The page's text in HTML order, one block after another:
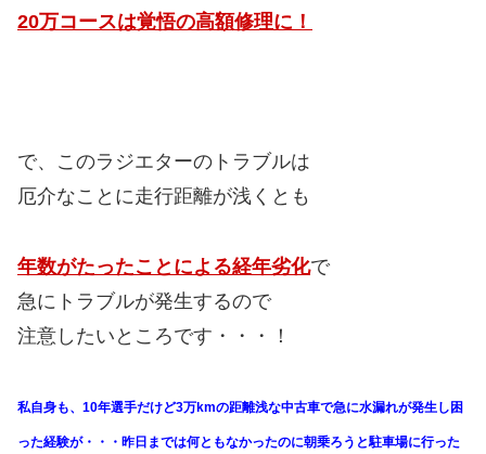
20万コースは覚悟の高額修理に！
で、このラジエターのトラブルは
厄介なことに走行距離が浅くとも
年数がたったことによる経年劣化で
急にトラブルが発生するので
注意したいところです・・・！
私自身も、10年選手だけど3万kmの距離浅な中古車で急に水漏れが発生し困
った経験が・・・昨日までは何ともなかったのに朝乗ろうと駐車場に行った